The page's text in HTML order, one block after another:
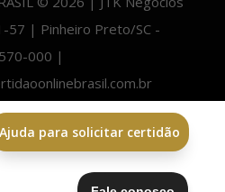
57 | Pinheiro Preto/SC -
000 |
Ajuda para solicitar certidão